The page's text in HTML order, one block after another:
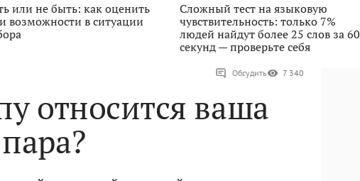
или не быть: как оценить
возможности в ситуации
Сложный тест на языковую
чувствительность: только 7%
людей найдут более 25 слов за 60
секунд — проверьте себя
Обсудить 7 340
относится ваша
пара?